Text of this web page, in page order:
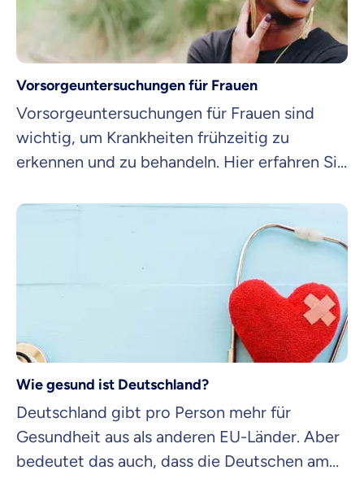
Vorsorgeuntersuchungen für Frauen
Vorsorgeuntersuchungen für Frauen sind
wichtig, um Krankheiten frühzeitig zu
erkennen und zu behandeln. Hier erfahren Sie
Vorsorgeuntersuchungen, die für Frauen
Wie gesund ist Deutschland?
Deutschland gibt pro Person mehr für
Gesundheit aus als anderen EU-Länder. Aber
bedeutet das auch, dass die Deutschen am